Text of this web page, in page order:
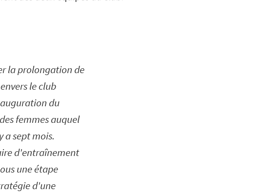
la prolongation de
le club
du
femmes auquel
a sept mois.
d'entraînement
une étape
d'une